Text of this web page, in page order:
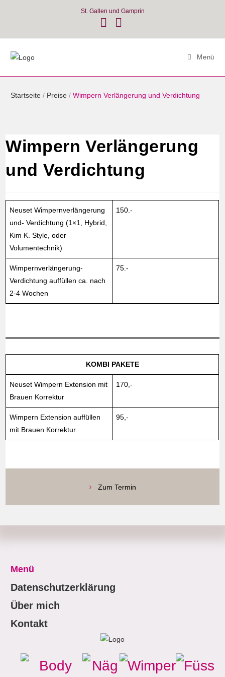
St. Gallen und Gamprin
Menü
Startseite / Preise /Wimpern Verlängerung und Verdichtung
Wimpern Verlängerung
und Verdichtung
Neuset Wimpernverlängerung
und- Verdichtung (1×1, Hybrid,
Kim K. Style, oder
Volumentechnik)
150.-
Wimpernverlängerung-
Verdichtung auffüllen ca. nach
2-4 Wochen
75.-
KOMBI PAKETE
Neuset Wimpern Extension mit
Brauen Korrektur
170,-
Wimpern Extension auffüllen
mit Brauen Korrektur
95,-
› Zum Termin
Menü
Datenschutzerklärung
Über mich
Kontakt